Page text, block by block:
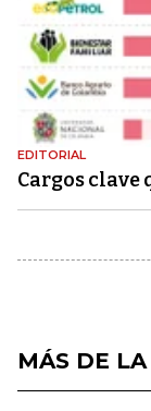
EDITORIAL
Cargos
MÁS DE